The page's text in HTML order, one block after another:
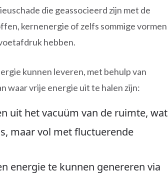
die geassocieerd zijn met de
kernenergie of zelfs sommige vormen
hebben.
kunnen leveren, met behulp van
waar vrije energie uit te halen zijn:
uit het vacuüm van de ruimte, wat
maar vol met fluctuerende
energie te kunnen genereren via